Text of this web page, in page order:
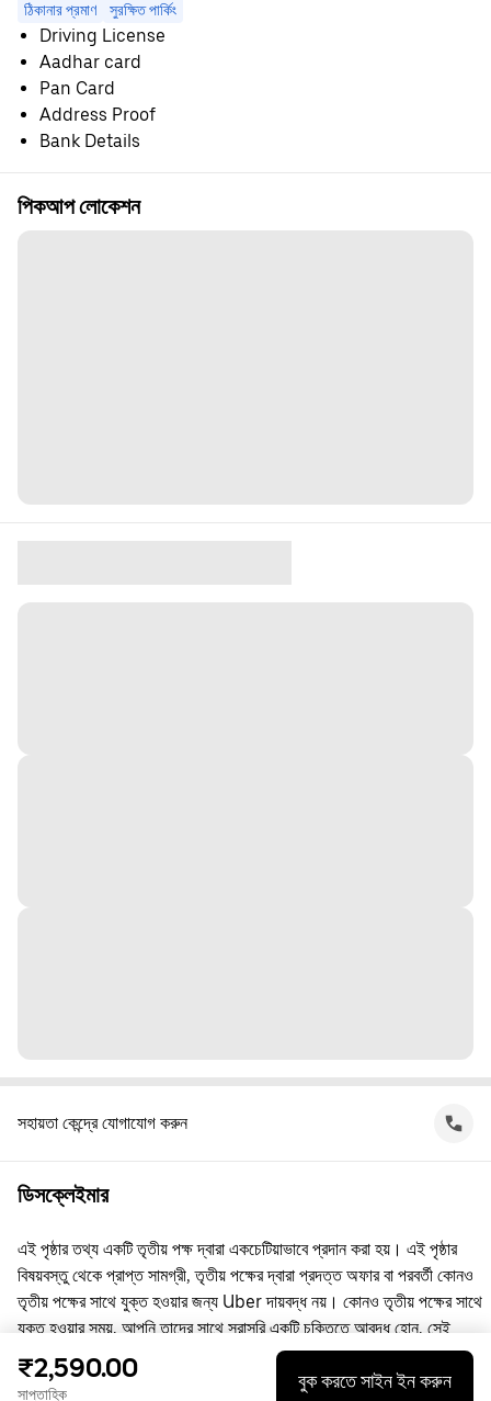
ঠিকানার প্রমাণ সুরক্ষিত পার্কিং
Driving License
Aadhar card
Pan Card
Address Proof
Bank Details
পিকআপ লোকেশন
সহায়তা কেন্দ্রে যোগাযোগ করুন
ডিসক্লেইমার
এই পৃষ্ঠার তথ্য একটি তৃতীয় পক্ষ দ্বারা একচেটিয়াভাবে প্রদান করা হয়। এই পৃষ্ঠার
বিষয়বস্তু থেকে প্রাপ্ত সামগ্রী, তৃতীয় পক্ষের দ্বারা প্রদত্ত অফার বা পরবর্তী কোনও
তৃতীয় পক্ষের সাথে যুক্ত হওয়ার জন্য Uber দায়বদ্ধ নয়। কোনও তৃতীয় পক্ষের সাথে
যুক্ত হওয়ার সময়, আপনি তাদের সাথে সরাসরি একটি চুক্তিতে আবদ্ধ হোন, সেই
চুক্তিতে Uber কোনো পক্ষ নয়। প্রশ্নের জন্য, অনুগ্রহ করে সরাসরি তৃতীয় পক্ষের
সাথে যোগাযোগ করুন।
₹2,590.00
সাপ্তাহিক
বুক করতে সাইন ইন করুন